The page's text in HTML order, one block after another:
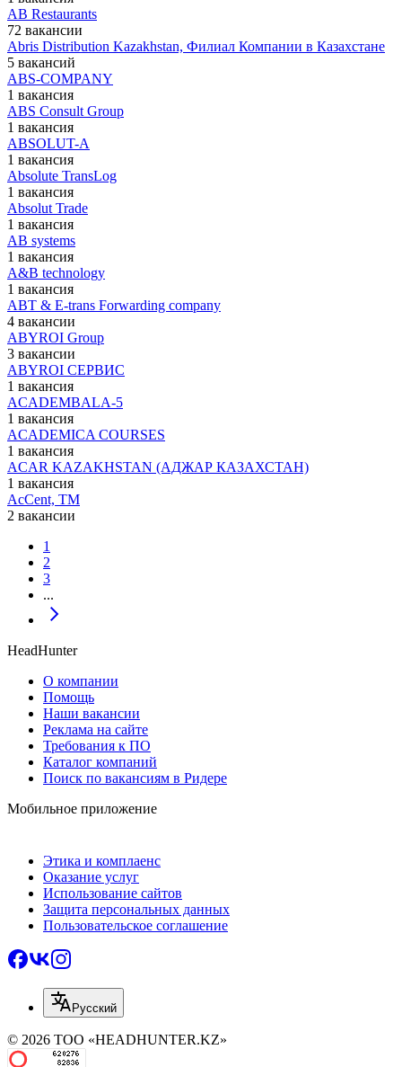
AB Restaurants
72 вакансии
Abris Distribution Kazakhstan, Филиал Компании в Казахстане
5 вакансий
ABS-COMPANY
1 вакансия
ABS Consult Group
1 вакансия
ABSOLUT-A
1 вакансия
Absolute TransLog
1 вакансия
Absolut Trade
1 вакансия
AB systems
1 вакансия
A&B technology
1 вакансия
ABT & E-trans Forwarding company
4 вакансии
ABYROI Group
3 вакансии
ABYROI СЕРВИС
1 вакансия
ACADEMBALA-5
1 вакансия
ACADEMICA COURSES
1 вакансия
ACAR KAZAKHSTAN (АДЖАР КАЗАХСТАН)
1 вакансия
AcCent, ТМ
2 вакансии
1
2
3
...
HeadHunter
О компании
Помощь
Наши вакансии
Реклама на сайте
Требования к ПО
Каталог компаний
Поиск по вакансиям в Ридере
Мобильное приложение
Этика и комплаенс
Оказание услуг
Использование сайтов
Защита персональных данных
Пользовательское соглашение
Русский
© 2026 ТОО «HEADHUNTER.KZ»